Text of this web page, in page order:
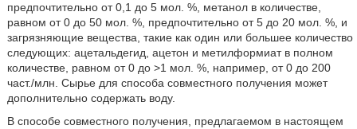
предпочтительно от 0,1 до 5 мол. %, метанол в количестве,
равном от 0 до 50 мол. %, предпочтительно от 5 до 20 мол. %, и
загрязняющие вещества, такие как один или большее количество
следующих: ацетальдегид, ацетон и метилформиат в полном
количестве, равном от 0 до >1 мол. %, например, от 0 до 200
част./млн. Сырье для способа совместного получения может
дополнительно содержать воду.
В способе совместного получения, предлагаемом в настоящем